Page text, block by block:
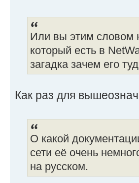
Или вы этим словом
который есть в
загадка зачем его
Как раз для
О какой
сети её очень
на русском.